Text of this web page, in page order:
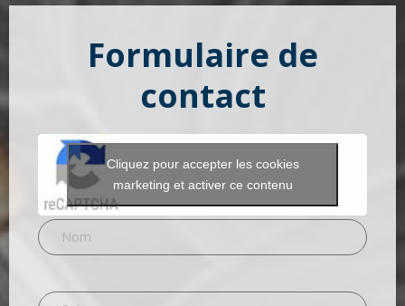
Formulaire de
contact
Cliquez pour accepter les cookies
marketing et activer ce contenu